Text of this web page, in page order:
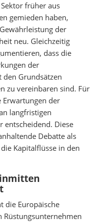
früher aus
gemieden haben,
der
neu. Gleichzeitig
dass die
der
Grundsätzen
zu vereinbaren sind. Für
Erwartungen der
langfristigen
entscheidend. Diese
Debatte als
Kapitalflüsse in den
die Europäische
Rüstungsunternehmen